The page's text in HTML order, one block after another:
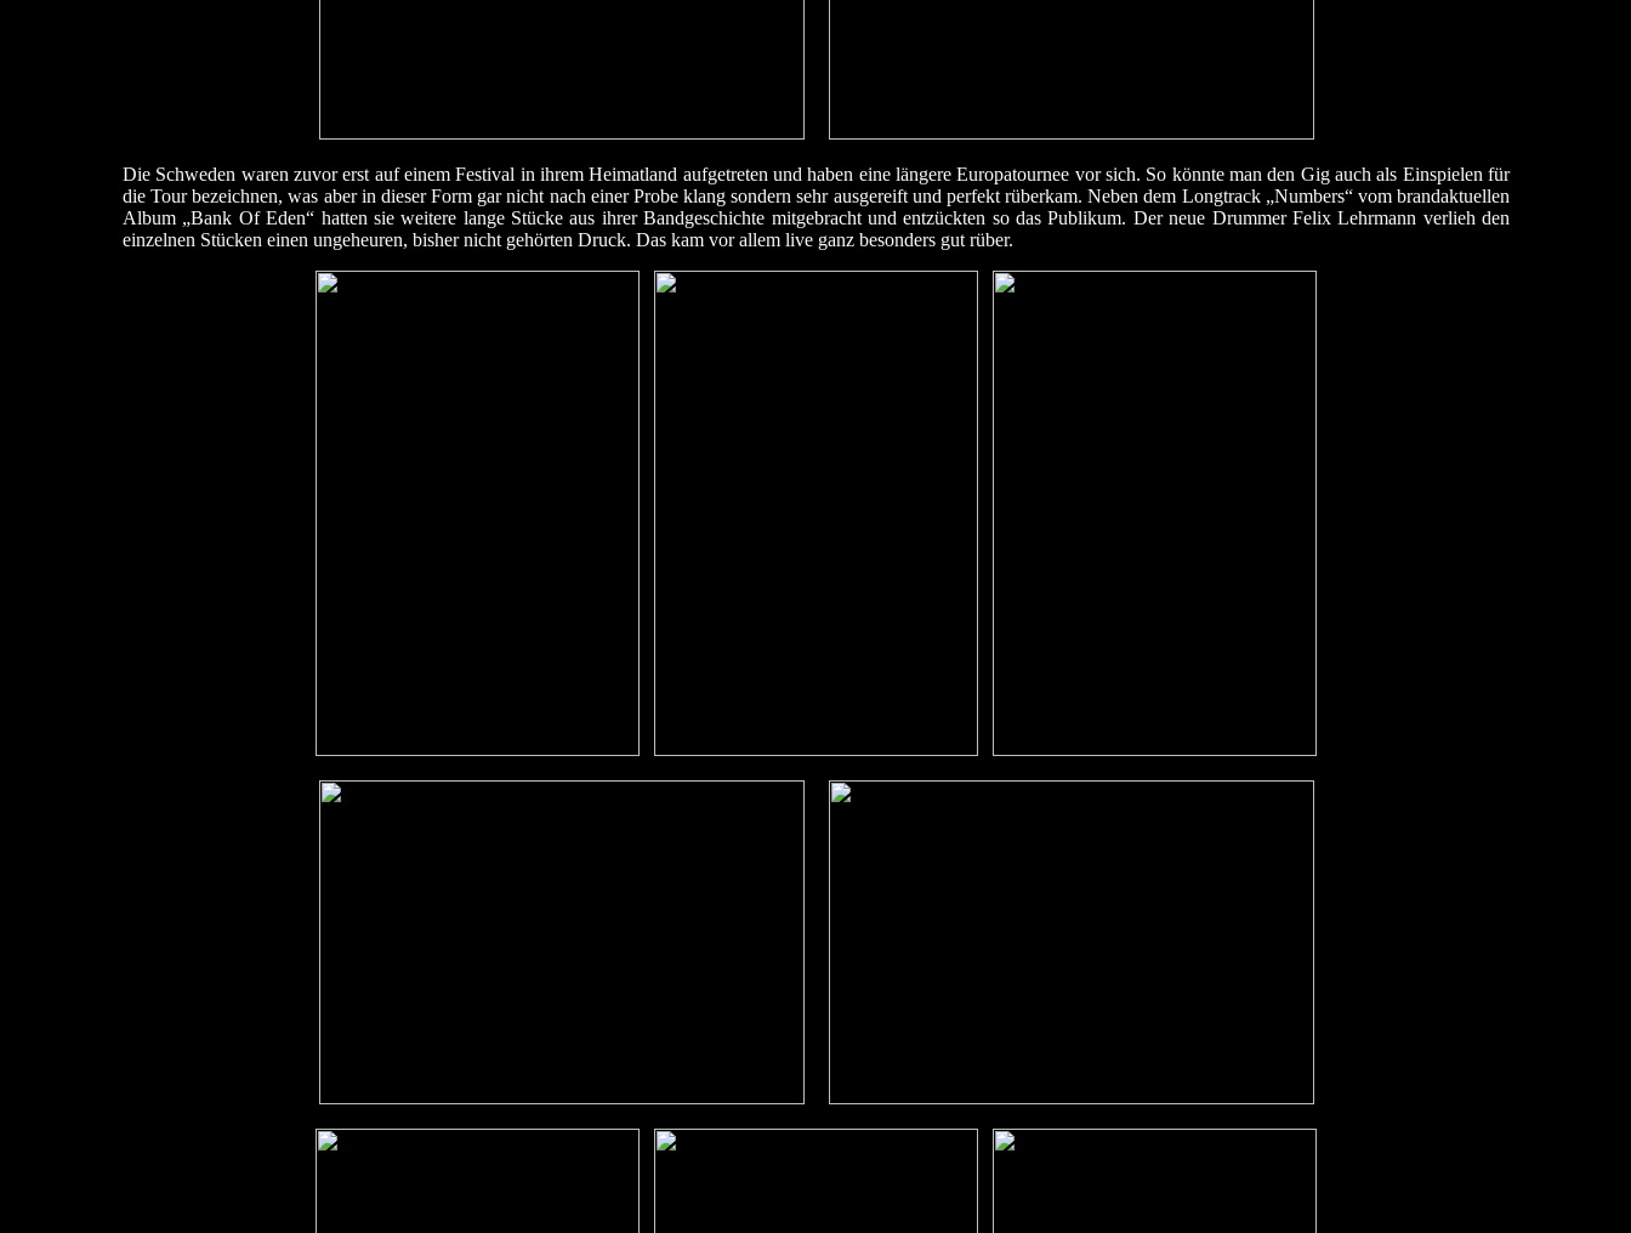
Die Schweden waren zuvor erst auf einem Festival in ihrem Heimatland aufgetreten und haben eine längere Europatournee vor sich. So könnte man den Gig auch als Einspielen für
die Tour bezeichnen, was aber in dieser Form gar nicht nach einer Probe klang sondern sehr ausgereift und perfekt rüberkam. Neben dem Longtrack „Numbers“ vom brandaktuellen
Album „Bank Of Eden“ hatten sie weitere lange Stücke aus ihrer Bandgeschichte mitgebracht und entzückten so das Publikum. Der neue Drummer Felix Lehrmann verlieh den
einzelnen Stücken einen ungeheuren, bisher nicht gehörten Druck. Das kam vor allem live ganz besonders gut rüber.